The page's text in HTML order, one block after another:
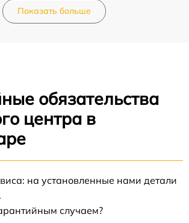
Показать больше
обязательства
центра в
на установленные нами детали
случаем?